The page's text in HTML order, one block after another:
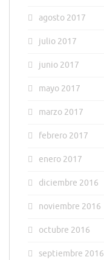
agosto 2017
julio 2017
junio 2017
mayo 2017
marzo 2017
febrero 2017
enero 2017
diciembre 2016
noviembre 2016
octubre 2016
septiembre 2016